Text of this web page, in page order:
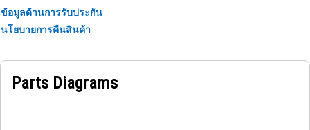
ข้อมูลด้านการรับประกัน
นโยบายการคืนสินค้า
Parts Diagrams